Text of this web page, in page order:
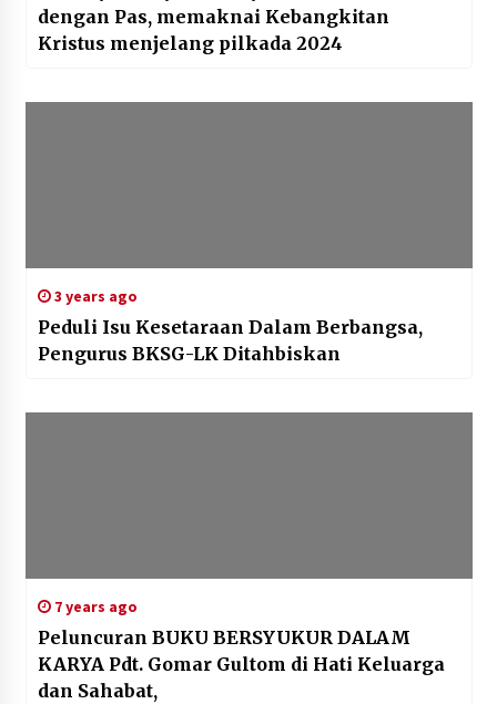
dengan Pas, memaknai Kebangkitan
Kristus menjelang pilkada 2024
3 years ago
Peduli Isu Kesetaraan Dalam Berbangsa,
Pengurus BKSG-LK Ditahbiskan
7 years ago
Peluncuran BUKU BERSYUKUR DALAM
KARYA Pdt. Gomar Gultom di Hati Keluarga
dan Sahabat,